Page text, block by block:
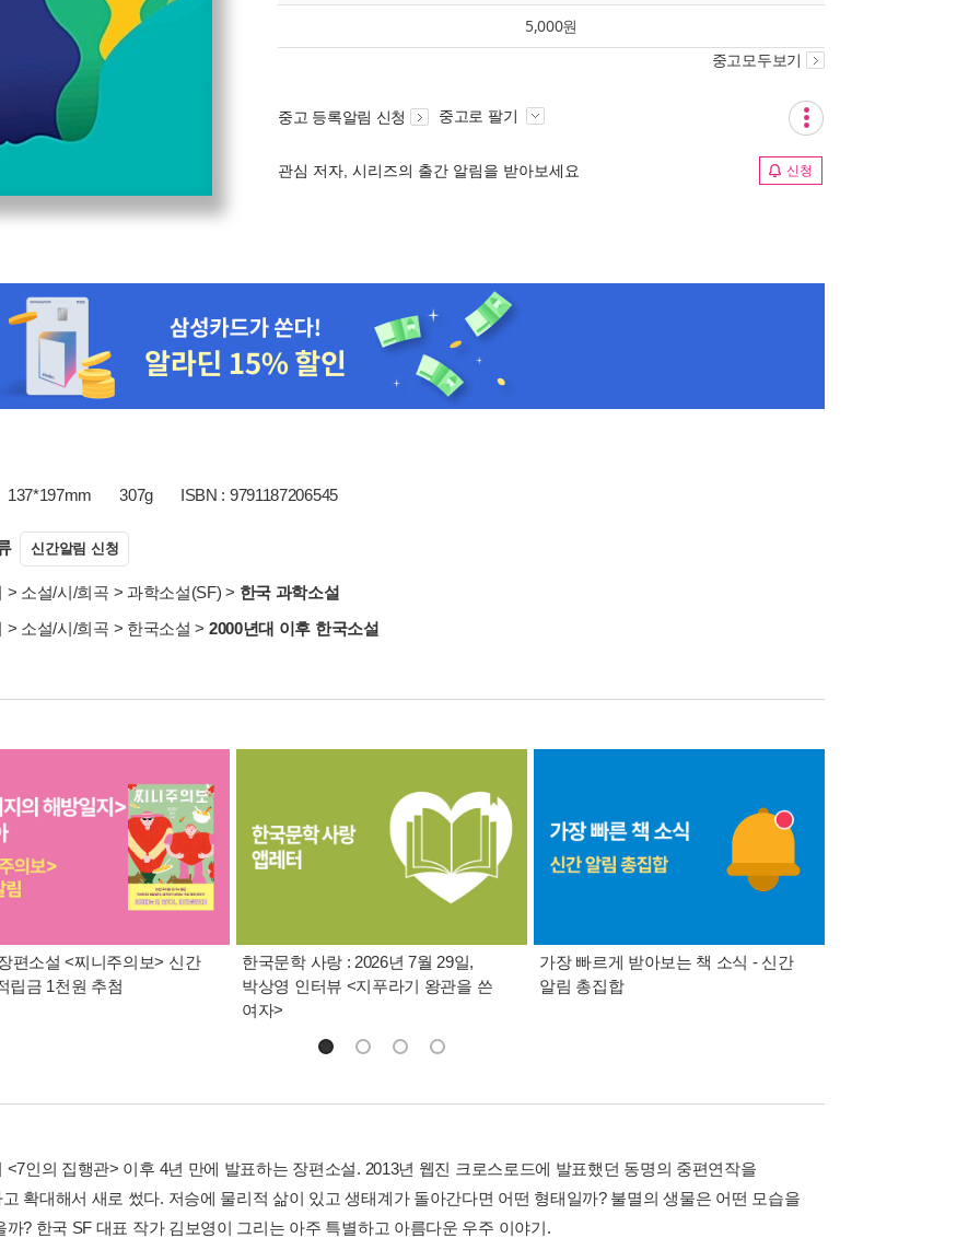
5,000원
중고모두보기
중고 등록알림 신청 중고로 팔기
관심 저자, 시리즈의 출간 알림을 받아보세요 신청
137*197mm 307g ISBN : 9791187206545
신간알림 신청
> 소설/시/희곡 > 과학소설(SF) > 한국 과학소설
> 소설/시/희곡 > 한국소설 > 2000년대 이후 한국소설
편소설 <찌니주의보> 신간
립금 1천원 추첨
한국문학 사랑 : 2026년 7월 29일,
박상영 인터뷰 <지푸라기 왕관을 쓴
여자>
가장 빠르게 받아보는 책 소식 - 신간
알림 총집합
<7인의 집행관> 이후 4년 만에 발표하는 장편소설. 2013년 웹진 크로스로드에 발표했던 동명의 중편연작을
확대해서 새로 썼다. 저승에 물리적 삶이 있고 생태계가 돌아간다면 어떤 형태일까? 불멸의 생물은 어떤 모습을
까? 한국 SF 대표 작가 김보영이 그리는 아주 특별하고 아름다운 우주 이야기.